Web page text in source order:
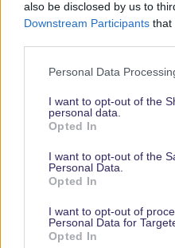
also be disclosed by us to
Downstream Participants that
Personal Data
I want to opt-out of the
personal data.
Opted In
I want to opt-out of the
Personal Data.
Opted In
I want to opt-out of
Personal Data for
Opted In
23. Disneyfan1972
24. Pumbärchen
25. jacksally
28. daniii
29. MadameMim1969
eve
29 September 2018